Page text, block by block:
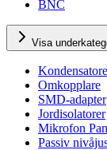
BNC
Visa
Omkopplare
SMD-adapter
Jordisolatorer
Mikrofon
Passiv